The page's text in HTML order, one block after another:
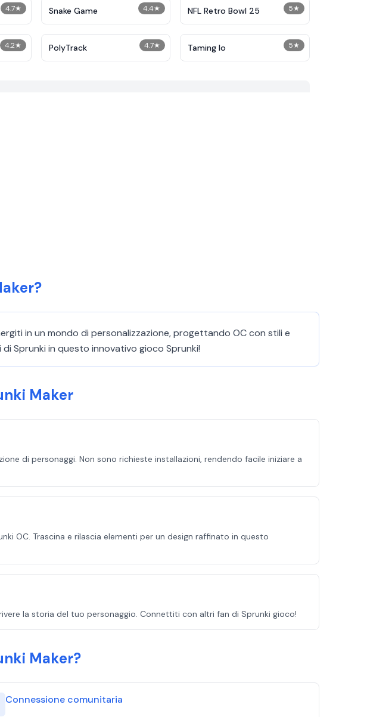
4.7★ 4.4★
Snake Game 5★
NFL Retro Bowl 25
4.2★ 4.7★
PolyTrack 5★
Taming Io
in un mondo di personalizzazione, progettando OC con stili e
Sprunki in questo innovativo gioco Sprunki!
Maker
di personaggi. Non sono richieste installazioni, rendendo facile iniziare a
OC. Trascina e rilascia elementi per un design raffinato in questo
la storia del tuo personaggio. Connettiti con altri fan di Sprunki gioco!
Maker?
Connessione comunitaria